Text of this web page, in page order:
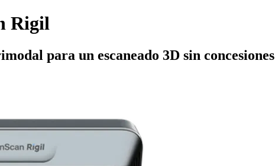
Rigil
para un escaneado 3D sin concesiones